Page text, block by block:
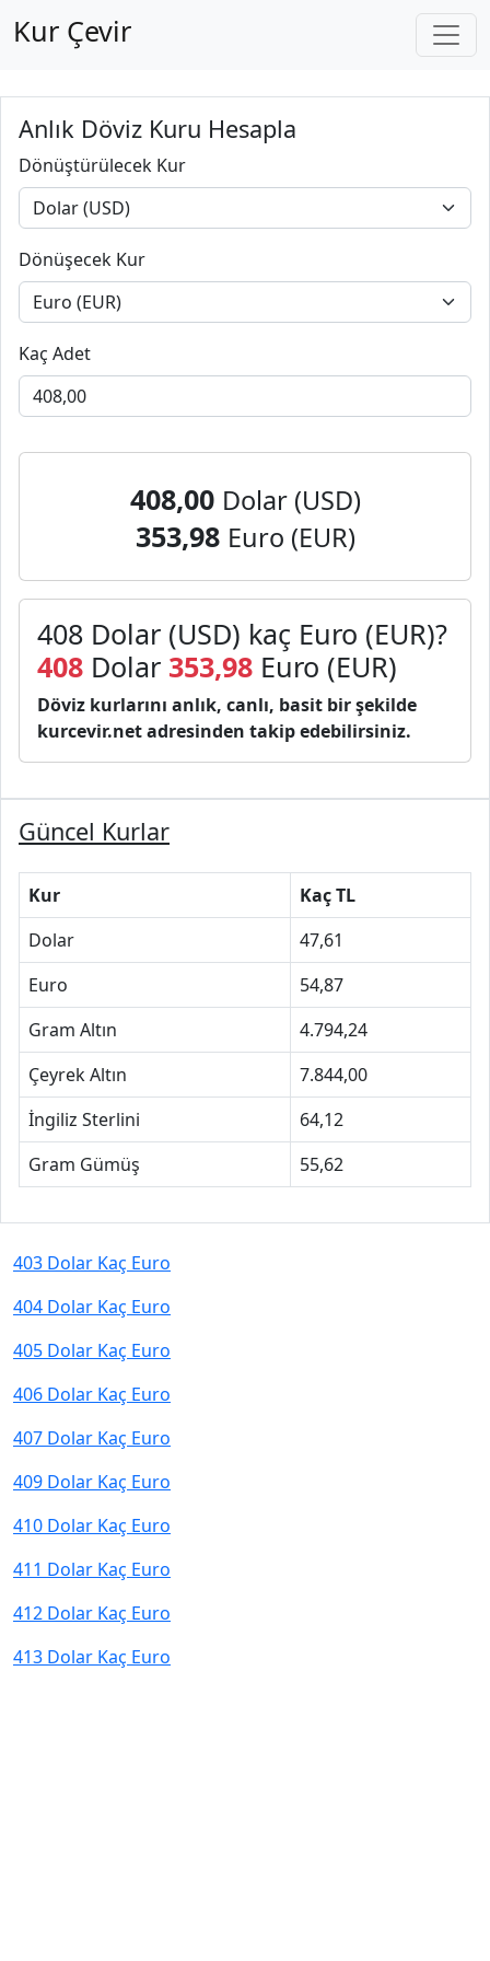
Kur Çevir
Anlık Döviz Kuru Hesapla
Dönüştürülecek Kur
Dönüşecek Kur
Kaç Adet
408,00 Dolar (USD)
353,98 Euro (EUR)
408 Dolar (USD) kaç Euro (EUR)?
408 Dolar 353,98 Euro (EUR)
Döviz kurlarını anlık, canlı, basit bir şekilde
kurcevir.net adresinden takip edebilirsiniz.
Güncel Kurlar
Kur
Kaç TL
Dolar
47,61
Euro
54,87
Gram Altın
4.794,24
Çeyrek Altın
7.844,00
İngiliz Sterlini
64,12
Gram Gümüş
55,62
403 Dolar Kaç Euro
404 Dolar Kaç Euro
405 Dolar Kaç Euro
406 Dolar Kaç Euro
407 Dolar Kaç Euro
409 Dolar Kaç Euro
410 Dolar Kaç Euro
411 Dolar Kaç Euro
412 Dolar Kaç Euro
413 Dolar Kaç Euro